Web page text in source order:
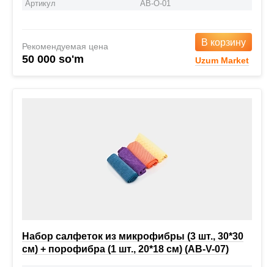
Артикул AB-O-01
Рекомендуемая цена
50 000 so'm
В корзину
Uzum Market
Набор салфеток из микрофибры (3 шт., 30*30
см) + порофибра (1 шт., 20*18 см) (AB-V-07)